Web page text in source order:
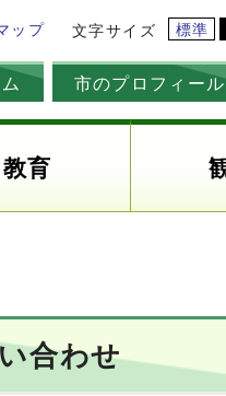
ップ 文字サイズ 標準
市のプロフィール
育
合わせ